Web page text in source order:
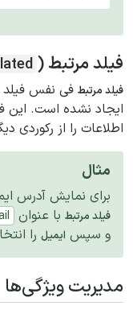
فیلد مرتبط (
فیلد مرتبط فی نفس فیلد
ایجاد نشده است. این
اطلاعات را از رکوردی
مثال
برای نمایش آدرس
فیلد مرتبط با عنوان
و سپس ایمیل را
مدیریت ویژگی‌ها